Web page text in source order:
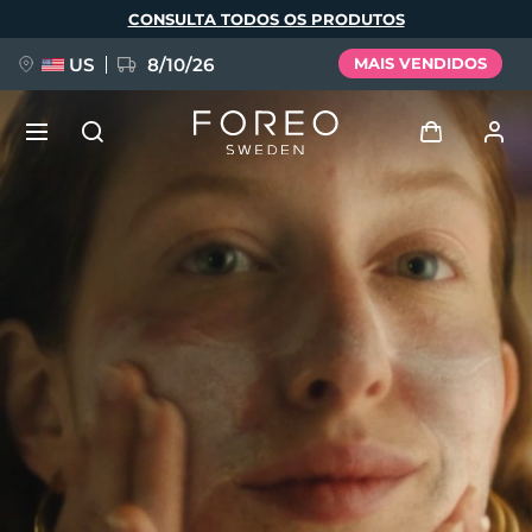
principal
CONSULTA TODOS OS PRODUTOS
US 8/10/26 MAIS VENDIDOS
Perfil de usuário
Meus aparelhos
Meus pedidos
Meus endereços
As minhas subscrições
FAQ™ Pure Beauty-Tech Elixir
issa™ Teeth Whitening Set
Español
Português
Русский
繁體中文